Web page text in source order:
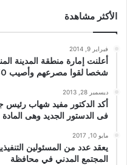
الأكثر مشاهدة
فبراير 9, 2014
شخصا لقوا مصرعهم وأصيب 130 آخرون باختناقات إثر
ديسمبر 28, 2013
أكد الدكتور مفيد شهاب رئيس
فى الدستور الجديد وهى المادة 93 للتأكيد على احترام مصر
مايو 10, 2017
يعقد عدد من المسئولين
المجتمع المدني في محافظة